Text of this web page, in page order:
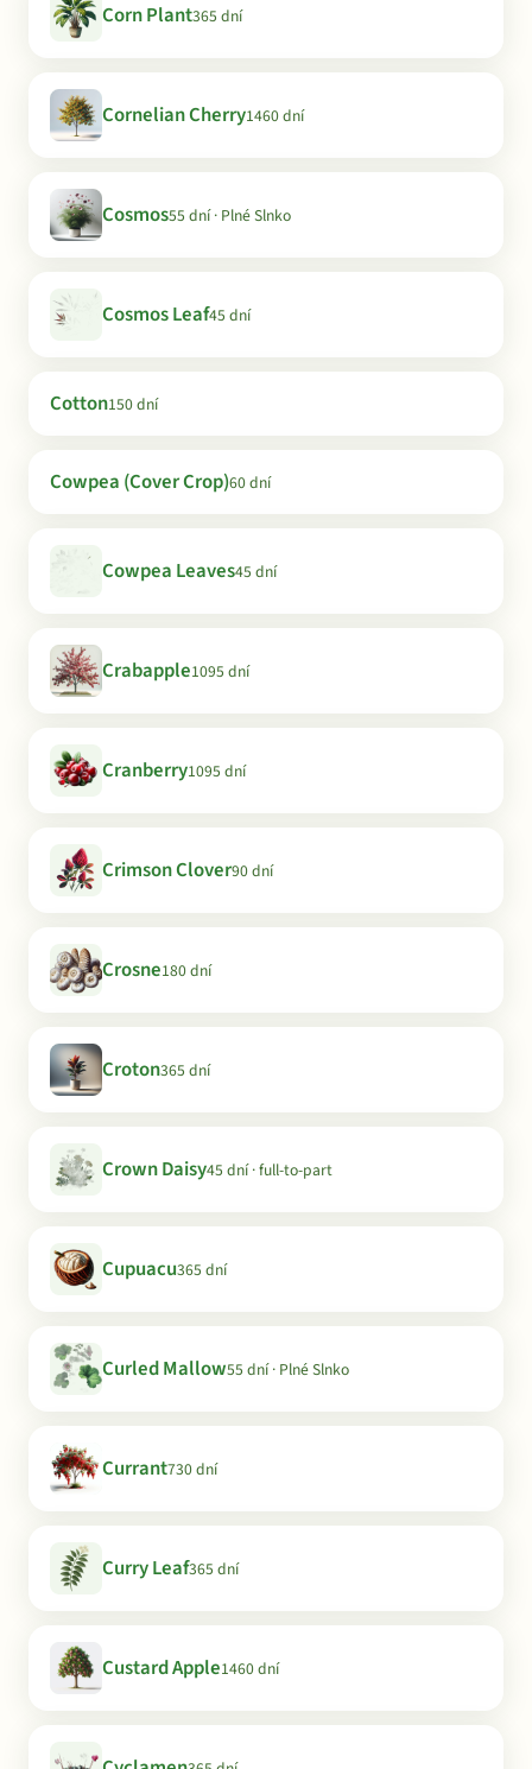
Corn Plant365 dní
Cornelian Cherry1460 dní
Cosmos55 dní · Plné Slnko
Cosmos Leaf45 dní
Cotton150 dní
Cowpea (Cover Crop)60 dní
Cowpea Leaves45 dní
Crabapple1095 dní
Cranberry1095 dní
Crimson Clover90 dní
Crosne180 dní
Croton365 dní
Crown Daisy45 dní · full-to-part
Cupuacu365 dní
Curled Mallow55 dní · Plné Slnko
Currant730 dní
Curry Leaf365 dní
Custard Apple1460 dní